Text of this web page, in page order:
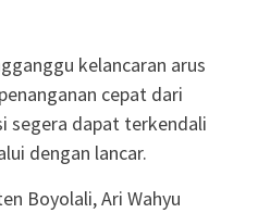
kelancaran arus
cepat dari
segera dapat terkendali
dengan lancar.
Boyolali, Ari Wahyu